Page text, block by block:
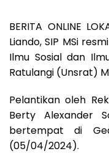
BERITA ONLINE
Liando, SIP MSi
Ilmu Sosial dan
Ratulangi (Unsrat)
Pelantikan oleh
Berty Alexander
bertempat di
(05/04/2024).